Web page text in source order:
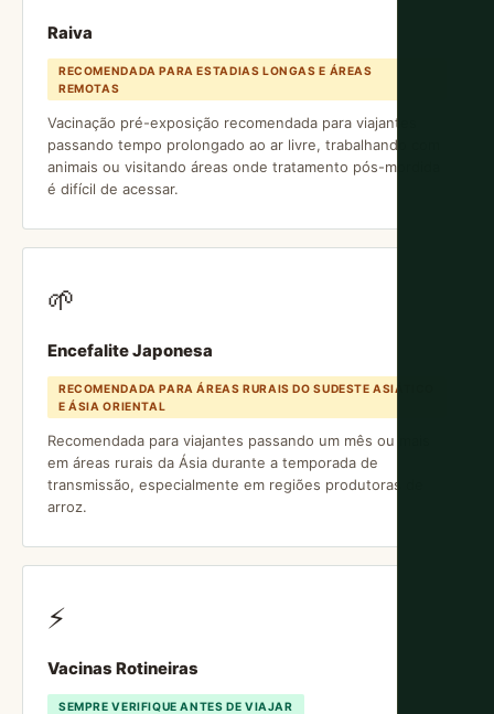
Raiva
RECOMENDADA PARA ESTADIAS LONGAS E ÁREAS
REMOTAS
Vacinação pré-exposição recomendada para viajantes
passando tempo prolongado ao ar livre, trabalhando com
animais ou visitando áreas onde tratamento pós-mordida
é difícil de acessar.
🌱
Encefalite Japonesa
RECOMENDADA PARA ÁREAS RURAIS DO SUDESTE ASIÁTICO
E ÁSIA ORIENTAL
Recomendada para viajantes passando um mês ou mais
em áreas rurais da Ásia durante a temporada de
transmissão, especialmente em regiões produtoras de
arroz.
⚡
Vacinas Rotineiras
SEMPRE VERIFIQUE ANTES DE VIAJAR